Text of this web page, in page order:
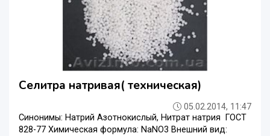
Селитра натривая( техническая)
05.02.2014, 11:47
Синонимы: Натрий Азотнокислый, Нитрат натрия ГОСТ
828-77 Химическая формула: NaNO3 Внешний вид: